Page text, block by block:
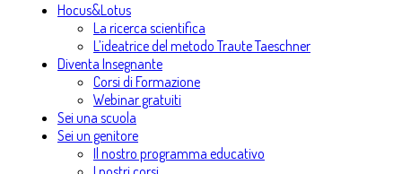
Hocus&Lotus
La ricerca scientifica
L’ideatrice del metodo Traute Taeschner
Diventa Insegnante
Corsi di Formazione
Webinar gratuiti
Sei una scuola
Sei un genitore
Il nostro programma educativo